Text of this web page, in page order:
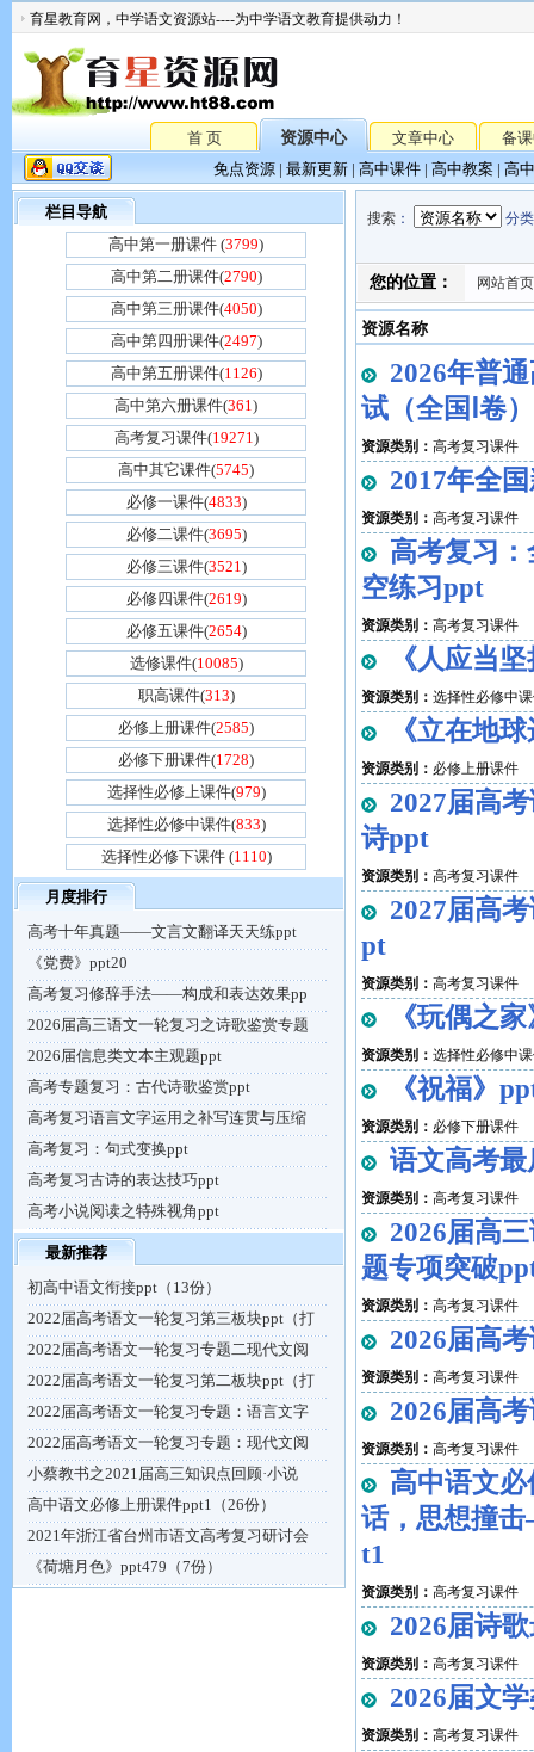
育星教育网，中学语文资源站----为中学语文教育提供动力！
首 页 资源中心 文章中心
备
免点资源| 最新更新| 高中课件| 高中教案| 高
栏目导航
高中第一册课件 (3799)
高中第二册课件(2790)
高中第三册课件(4050)
高中第四册课件(2497)
高中第五册课件(1126)
高中第六册课件(361)
高考复习课件(19271)
高中其它课件(5745)
必修一课件(4833)
必修二课件(3695)
必修三课件(3521)
必修四课件(2619)
必修五课件(2654)
选修课件(10085)
职高课件(313)
必修上册课件(2585)
必修下册课件(1728)
选择性必修上课件(979)
选择性必修中课件(833)
选择性必修下课件 (1110)
月度排行
高考十年真题——文言文翻译天天练ppt
《党费》ppt20
高考复习修辞手法——构成和表达效果pp
2026届高三语文一轮复习之诗歌鉴赏专题
2026届信息类文本主观题ppt
高考专题复习：古代诗歌鉴赏ppt
高考复习语言文字运用之补写连贯与压缩
高考复习：句式变换ppt
高考复习古诗的表达技巧ppt
高考小说阅读之特殊视角ppt
最新推荐
初高中语文衔接ppt（13份）
2022届高考语文一轮复习第三板块ppt（打
2022届高考语文一轮复习专题二现代文阅
2022届高考语文一轮复习第二板块ppt（打
2022届高考语文一轮复习专题：语言文字
2022届高考语文一轮复习专题：现代文阅
小蔡教书之2021届高三知识点回顾·小说
高中语文必修上册课件ppt1（26份）
2021年浙江省台州市语文高考复习研讨会
《荷塘月色》ppt479（7份）
搜索 ： 分
您的位置： 网站首页
资源名称
2026年普
试（全国Ⅰ卷
资源类别： 高考复习课件
2017年全
资源类别： 高考复习课件
高考复习
空练习ppt
资源类别： 高考复习课件
《人应当
资源类别： 选择性必修中
《立在地
资源类别： 必修上册课件
2027届高
诗ppt
资源类别： 高考复习课件
2027届高
pt
资源类别： 高考复习课件
《玩偶之
资源类别： 选择性必修中
《祝福》
资源类别： 必修下册课件
语文高考
资源类别： 高考复习课件
2026届高
题专项突破
资源类别： 高考复习课件
2026届高
资源类别： 高考复习课件
2026届高
资源类别： 高考复习课件
高中语文
话，思想撞
t1
资源类别： 高考复习课件
2026届诗
资源类别： 高考复习课件
2026届文
资源类别： 高考复习课件